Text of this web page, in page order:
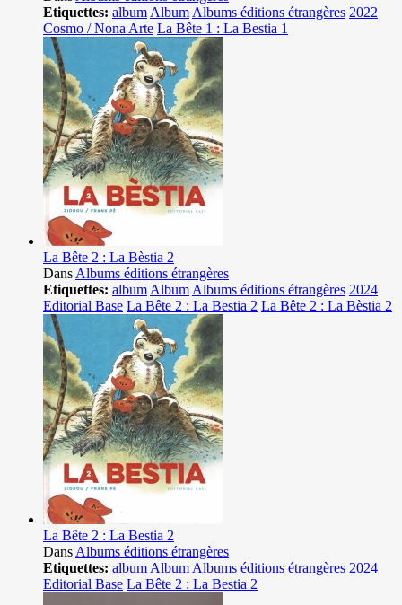
Etiquettes: album Album Albums éditions étrangères 2022
Cosmo / Nona Arte La Bête 1 : La Bestia 1
La Bête 2 : La Bèstia 2
Dans Albums éditions étrangères
Etiquettes: album Album Albums éditions étrangères 2024
Editorial Base La Bête 2 : La Bestia 2 La Bête 2 : La Bèstia 2
La Bête 2 : La Bestia 2
Dans Albums éditions étrangères
Etiquettes: album Album Albums éditions étrangères 2024
Editorial Base La Bête 2 : La Bestia 2